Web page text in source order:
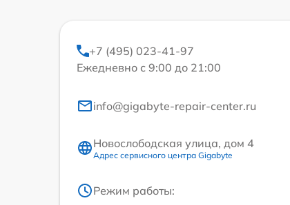
+7 (495) 023-41-97
Ежедневно с 9:00 до 21:00
info@gigabyte-repair-center.ru
Новослободская улица, дом 4
Адрес сервисного центра Gigabyte
Режим работы: